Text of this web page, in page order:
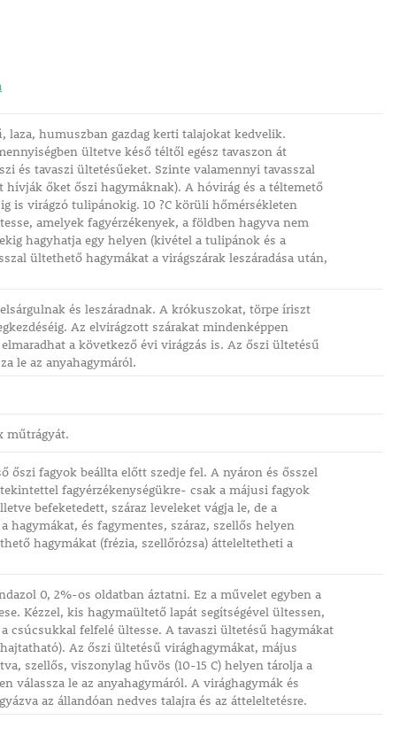
laza, humuszban gazdag kerti talajokat kedvelik.
ültetve késő téltől egész tavaszon át
és tavaszi ültetésűeket. Szinte valamennyi tavasszal
őket őszi hagymáknak). A hóvirág és a téltemető
is virágzó tulipánokig. 10 ?C körüli hőmérsékleten
amelyek fagyérzékenyek, a földben hagyva nem
hagyhatja egy helyen (kivétel a tulipánok és a
ültethető hagymákat a virágszárak leszáradása után,
és leszáradnak. A krókuszokat, törpe íriszt
Az elvirágzott szárakat mindenképpen
a következő évi virágzás is. Az őszi ültetésű
le az anyahagymáról.
műtrágyát.
őszi fagyok beállta előtt szedje fel. A nyáron és ősszel
fagyérzékenységükre- csak a májusi fagyok
befeketedett, száraz leveleket vágja le, de a
hagymákat, és fagymentes, száraz, szellős helyen
hagymákat (frézia, szellőrózsa) átteleltetheti a
0, 2%-os oldatban áztatni. Ez a művelet egyben a
Kézzel, kis hagymaültető lapát segítségével ültessen,
csúcsukkal felfelé ültesse. A tavaszi ültetésű hagymákat
Az őszi ültetésű virághagymákat, május
szellős, viszonylag hűvös (10-15 C) helyen tárolja a
válassza le az anyahagymáról. A virághagymák és
az állandóan nedves talajra és az átteleltetésre.